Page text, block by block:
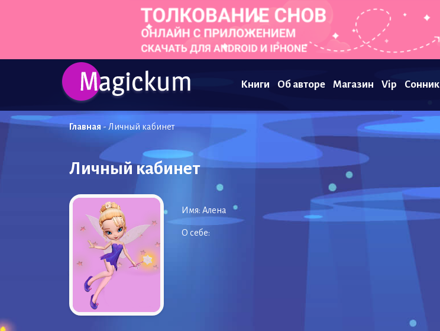
Книги Об авторе Магазин Vip Сонник
Главная-Личный кабинет
Личный кабинет
Имя: Алена
О себе: